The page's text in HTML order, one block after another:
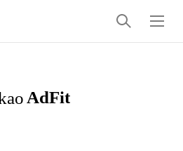
검
색
메
뉴